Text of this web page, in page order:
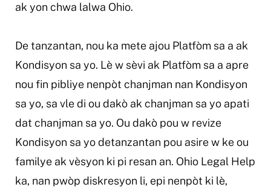
ak yon chwa lalwa Ohio.
De tanzantan, nou ka mete ajou Platfòm sa a ak
Kondisyon sa yo. Lè w sèvi ak Platfòm sa a apre
nou fin pibliye nenpòt chanjman nan Kondisyon
sa yo, sa vle di ou dakò ak chanjman sa yo apati
dat chanjman sa yo. Ou dakò pou w revize
Kondisyon sa yo detanzantan pou asire w ke ou
familye ak vèsyon ki pi resan an. Ohio Legal Help
ka, nan pwòp diskresyon li, epi nenpòt ki lè,